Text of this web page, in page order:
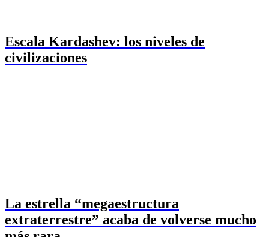
Escala Kardashev: los niveles de
civilizaciones
La estrella “megaestructura
extraterrestre” acaba de volverse mucho